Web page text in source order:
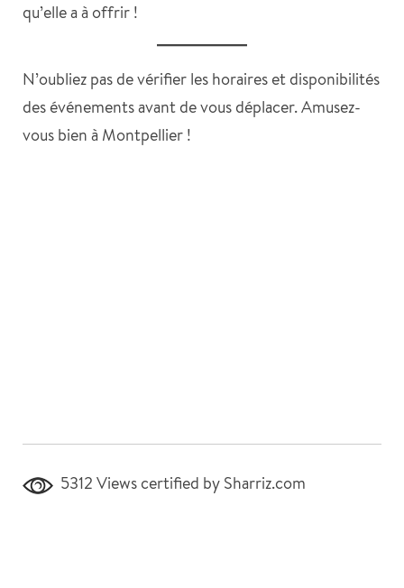
qu’elle a à offrir !
N’oubliez pas de vérifier les horaires et disponibilités
des événements avant de vous déplacer. Amusez-
vous bien à Montpellier !
5312 Views certified by Sharriz.com